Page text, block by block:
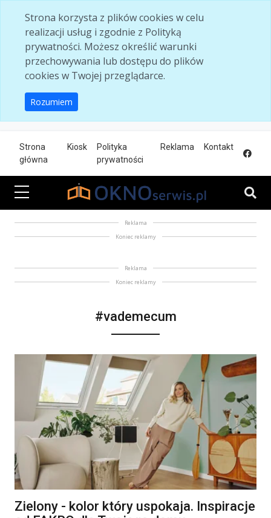
Strona korzysta z plików cookies w celu
realizacji usług i zgodnie z Polityką
prywatności. Możesz określić warunki
przechowywania lub dostępu do plików
cookies w Twojej przeglądarce.
Rozumiem
Strona
główna
Kiosk
Polityka
prywatności
Reklama Kontakt
Reklama
Koniec reklamy
Reklama
Koniec reklamy
#vademecum
Zielony - kolor który uspokaja. Inspiracje